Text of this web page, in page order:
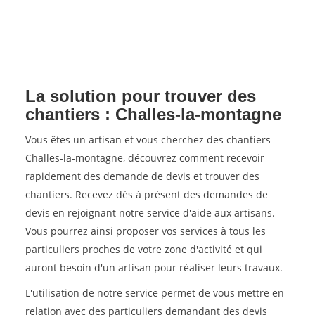
La solution pour trouver des
chantiers : Challes-la-montagne
Vous êtes un artisan et vous cherchez des chantiers
Challes-la-montagne, découvrez comment recevoir
rapidement des demande de devis et trouver des
chantiers. Recevez dès à présent des demandes de
devis en rejoignant notre service d'aide aux artisans.
Vous pourrez ainsi proposer vos services à tous les
particuliers proches de votre zone d'activité et qui
auront besoin d'un artisan pour réaliser leurs travaux.
L'utilisation de notre service permet de vous mettre en
relation avec des particuliers demandant des devis